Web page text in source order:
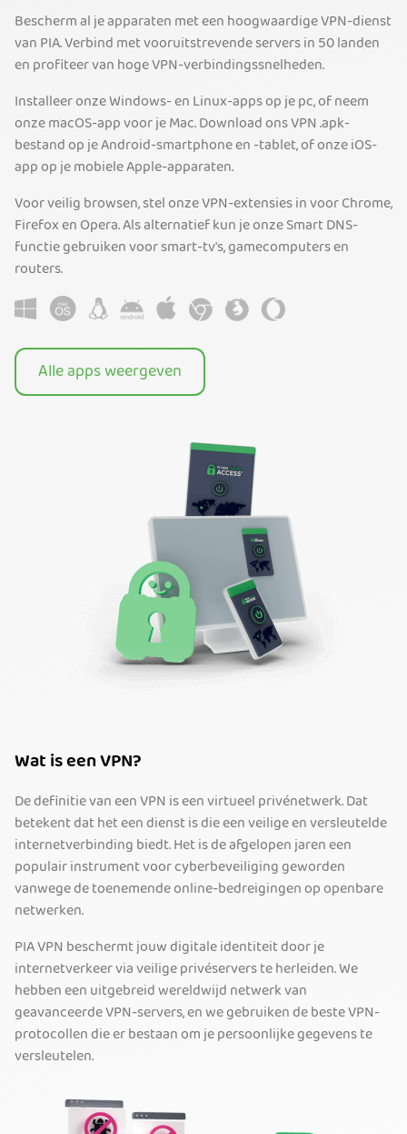
Bescherm al je apparaten met een hoogwaardige VPN-dienst
van PIA. Verbind met vooruitstrevende servers in 50 landen
en profiteer van hoge VPN-verbindingssnelheden.
Installeer onze Windows- en Linux-apps op je pc, of neem
onze macOS-app voor je Mac. Download ons VPN .apk-
bestand op je Android-smartphone en -tablet, of onze iOS-
app op je mobiele Apple-apparaten.
Voor veilig browsen, stel onze VPN-extensies in voor Chrome,
Firefox en Opera. Als alternatief kun je onze Smart DNS-
functie gebruiken voor smart-tv's, gamecomputers en
routers.
Alle apps weergeven
Wat is een VPN?
De definitie van een VPN is een virtueel privénetwerk. Dat
betekent dat het een dienst is die een veilige en versleutelde
internetverbinding biedt. Het is de afgelopen jaren een
populair instrument voor cyberbeveiliging geworden
vanwege de toenemende online-bedreigingen op openbare
netwerken.
PIA VPN beschermt jouw digitale identiteit door je
internetverkeer via veilige privéservers te herleiden. We
hebben een uitgebreid wereldwijd netwerk van
geavanceerde VPN-servers, en we gebruiken de beste VPN-
protocollen die er bestaan om je persoonlijke gegevens te
versleutelen.